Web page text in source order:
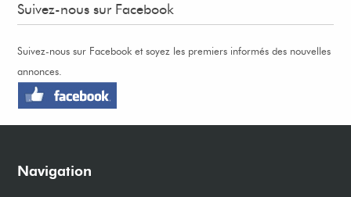
Suivez-nous sur Facebook
Suivez-nous sur Facebook et soyez les premiers informés des nouvelles
annonces.
Navigation